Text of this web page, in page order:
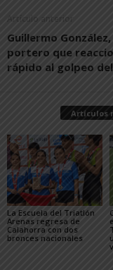
Artículo anterior
Guillermo
portero que
rápido al golpeo
Artículos
La Escuela del Triatlón
Arenas regresa de
Calahorra con dos
bronces nacionales